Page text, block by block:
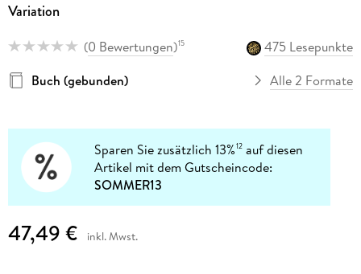
Variation
(0 Bewertungen)15
475 Lesepunkte
Buch (gebunden)
Alle 2 Formate
Sparen Sie zusätzlich 13%12 auf diesen
Artikel mit dem Gutscheincode:
SOMMER13
47,49 € inkl. Mwst.